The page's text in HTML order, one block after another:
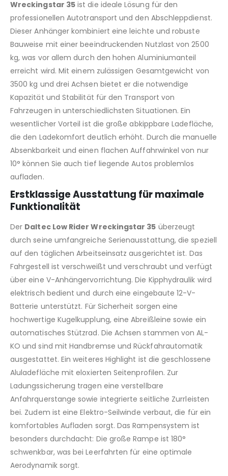
Wreckingstar 35 ist die ideale Lösung für den
professionellen Autotransport und den Abschleppdienst.
Dieser Anhänger kombiniert eine leichte und robuste
Bauweise mit einer beeindruckenden Nutzlast von 2500
kg, was vor allem durch den hohen Aluminiumanteil
erreicht wird. Mit einem zulässigen Gesamtgewicht von
3500 kg und drei Achsen bietet er die notwendige
Kapazität und Stabilität für den Transport von
Fahrzeugen in unterschiedlichsten Situationen. Ein
wesentlicher Vorteil ist die große abkippbare Ladefläche,
die den Ladekomfort deutlich erhöht. Durch die manuelle
Absenkbarkeit und einen flachen Auffahrwinkel von nur
10° können Sie auch tief liegende Autos problemlos
aufladen.
Erstklassige Ausstattung für maximale
Funktionalität
Der Daltec Low Rider Wreckingstar 35 überzeugt
durch seine umfangreiche Serienausstattung, die speziell
auf den täglichen Arbeitseinsatz ausgerichtet ist. Das
Fahrgestell ist verschweißt und verschraubt und verfügt
über eine V-Anhängervorrichtung. Die Kipphydraulik wird
elektrisch bedient und durch eine eingebaute 12-V-
Batterie unterstützt. Für Sicherheit sorgen eine
hochwertige Kugelkupplung, eine Abreißleine sowie ein
automatisches Stützrad. Die Achsen stammen von AL-
KO und sind mit Handbremse und Rückfahrautomatik
ausgestattet. Ein weiteres Highlight ist die geschlossene
Aluladefläche mit eloxierten Seitenprofilen. Zur
Ladungssicherung tragen eine verstellbare
Anfahrquerstange sowie integrierte seitliche Zurrleisten
bei. Zudem ist eine Elektro-Seilwinde verbaut, die für ein
komfortables Aufladen sorgt. Das Rampensystem ist
besonders durchdacht: Die große Rampe ist 180°
schwenkbar, was bei Leerfahrten für eine optimale
Aerodynamik sorgt.